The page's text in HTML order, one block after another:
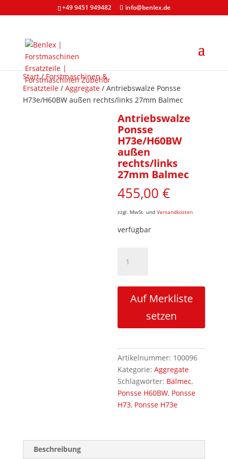
+49 9451 949482 info@benlex.de
Start/Forstmaschinen &
Ersatzteile/ Aggregate/ Antriebswalze Ponsse
H73e/H60BW außen rechts/links 27mm Balmec
Antriebswalze
Ponsse
H73e/H60BW
außen
rechts/links
27mm Balmec
455,00€
zzgl. MwSt. undVersandkosten
verfügbar
Ponsse
außen
rechts/links
Auf Merkliste
setzen
Artikelnummer: 100096
Kategorie:Aggregate
Schlagwörter: Balmec,
Ponsse H60BW, Ponsse
H73, Ponsse H73e
Beschreibung